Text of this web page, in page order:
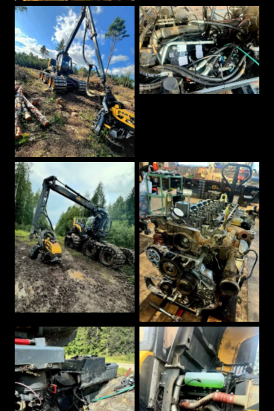
AVA SUUREMALT
AVA SUUREMALT
AVA SUUREMALT AVA SUUREMALT
AVA SUUREMALT AVA SUUREMALT